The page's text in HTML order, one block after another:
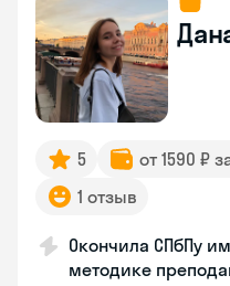
5 от 1590 ₽
1 отзыв
Окончила СПбПу
методике